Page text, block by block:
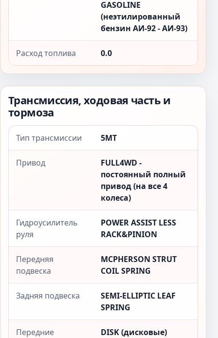
GASOLINE
(неэтилированный
бензин АИ-92 - АИ-93)
Расход топлива 0.0
Трансмиссия, ходовая часть и
тормоза
Тип трансмиссии 5MT
Привод
FULL4WD -
постоянный полный
привод (на все 4
колеса)
Гидроусилитель
руля
POWER ASSIST LESS
RACK&PINION
Передняя
подвеска
MCPHERSON STRUT
COIL SPRING
Задняя подвеска
SEMI-ELLIPTIC LEAF
SPRING
Передние
DISK (дисковые)